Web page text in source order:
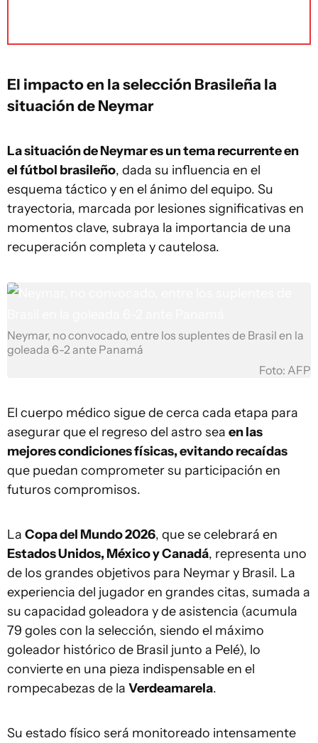
El impacto en la selección Brasileña la
situación de Neymar
La situación de Neymar es un tema recurrente en
el fútbol brasileño, dada su influencia en el
esquema táctico y en el ánimo del equipo. Su
trayectoria, marcada por lesiones significativas en
momentos clave, subraya la importancia de una
recuperación completa y cautelosa.
Neymar, no convocado, entre los suplentes de Brasil en la
goleada 6-2 ante Panamá
Foto: AFP
El cuerpo médico sigue de cerca cada etapa para
asegurar que el regreso del astro sea en las
mejores condiciones físicas, evitando recaídas
que puedan comprometer su participación en
futuros compromisos.
La Copa del Mundo 2026, que se celebrará en
Estados Unidos, México y Canadá, representa uno
de los grandes objetivos para Neymar y Brasil. La
experiencia del jugador en grandes citas, sumada a
su capacidad goleadora y de asistencia (acumula
79 goles con la selección, siendo el máximo
goleador histórico de Brasil junto a Pelé), lo
convierte en una pieza indispensable en el
rompecabezas de la Verdeamarela.
Su estado físico será monitoreado intensamente